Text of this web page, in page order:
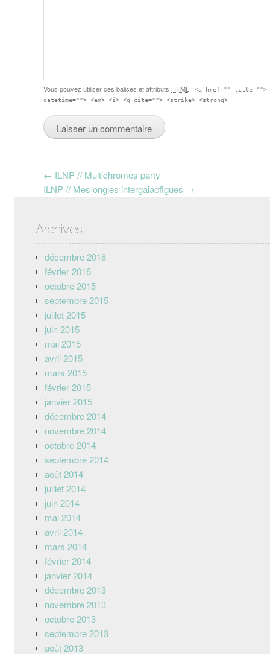
Vous pouvez utiliser ces balises et attributs HTML :<a href="" title="">
datetime=""> <em> <i> <q cite=""> <strike> <strong>
Post navigation
← ILNP // Multichromes party
ILNP // Mes ongles intergalacfigues →
Archives
décembre 2016
février 2016
octobre 2015
septembre 2015
juillet 2015
juin 2015
mai 2015
avril 2015
mars 2015
février 2015
janvier 2015
décembre 2014
novembre 2014
octobre 2014
septembre 2014
août 2014
juillet 2014
juin 2014
mai 2014
avril 2014
mars 2014
février 2014
janvier 2014
décembre 2013
novembre 2013
octobre 2013
septembre 2013
août 2013